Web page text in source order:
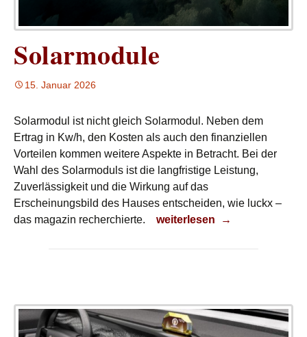
Solarmodule
15. Januar 2026
Solarmodul ist nicht gleich Solarmodul. Neben dem
Ertrag in Kw/h, den Kosten als auch den finanziellen
Vorteilen kommen weitere Aspekte in Betracht. Bei der
Wahl des Solarmoduls ist die langfristige Leistung,
Zuverlässigkeit und die Wirkung auf das
Erscheinungsbild des Hauses entscheiden, wie luckx –
das magazin recherchierte.
Solarmodule
weiterlesen →